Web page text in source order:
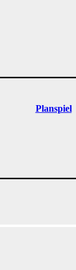
Planspiel